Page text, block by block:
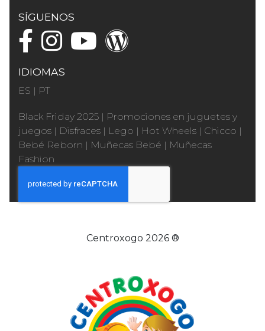
SÍGUENOS
IDIOMAS
ES | PT
Black Friday 2025 | Promociones en juguetes y
juegos | Disfraces | Lego | Hot Wheels | Chicco |
Bebé Reborn | Muñecas Bebé | Muñecas
Fashion
Centroxogo 2026 ®